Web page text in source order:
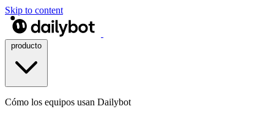
Skip to content
Cómo los equipos usan Dailybot